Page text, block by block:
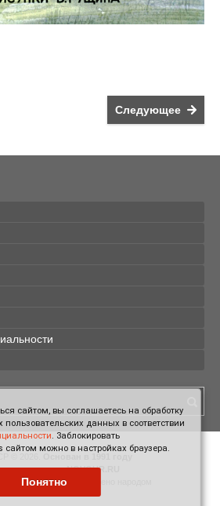
Следующее
проектаNOVOUR.RU
материалов сайта одобрено народом
сайтом, вы соглашаетесь на обработку
пользовательских данных в соответствии
. Заблокировать
сайтом можно в настройках браузера.
Понятно